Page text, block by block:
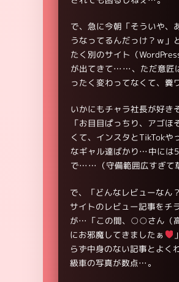
で、急に今朝「そういや、
うなってるんだっけ？ｗ」
たく別のサイト（
が出てきて……、ただ意匠
ったく変わってなくて、糞
いかにもチャラ社長が好き
「お目目ぱっちり、アゴほ
くて、インスタとTikTokや
なギャル達ばかり…中には
で……（守備範囲広すぎて
で、「どんなレビューなん
サイトのレビュー記事をチ
が…「この間、○○さん（高
にお邪魔してきましたぁ
らず中身のない記事とよく
級車の写真が数点…。